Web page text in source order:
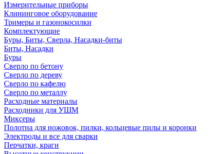
Измерительные приборы
Клининговое оборудование
Тримеры и газонокосилки
Комплектующие
Буры, Биты, Сверла, Насадки-биты
Биты, Насадки
Буры
Сверло по бетону
Сверло по дереву
Сверло по кафелю
Сверло по металлу
Расходные материалы
Расходники для УШМ
Миксеры
Полотна для ножовок, пилки, кольцевые пилы и коронки
Электроды и все для сварки
Перчатки, краги